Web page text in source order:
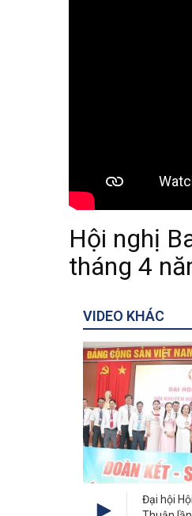
Hội nghị
tháng 4
VIDEO KHÁC
Đại hội